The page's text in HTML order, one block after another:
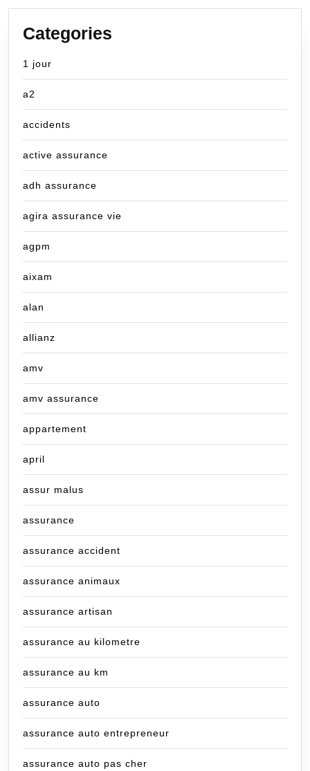
Categories
1 jour
a2
accidents
active assurance
adh assurance
agira assurance vie
agpm
aixam
alan
allianz
amv
amv assurance
appartement
april
assur malus
assurance
assurance accident
assurance animaux
assurance artisan
assurance au kilometre
assurance au km
assurance auto
assurance auto entrepreneur
assurance auto pas cher